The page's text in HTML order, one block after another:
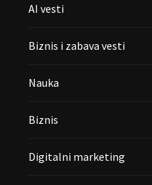
AI vesti
Biznis i zabava vesti
Nauka
Biznis
Digitalni marketing